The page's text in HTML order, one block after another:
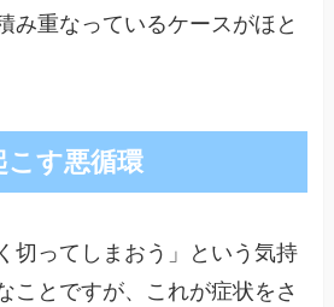
み重なっているケースがほと
す悪循環
切ってしまおう」という気持
ことですが、これが症状をさ